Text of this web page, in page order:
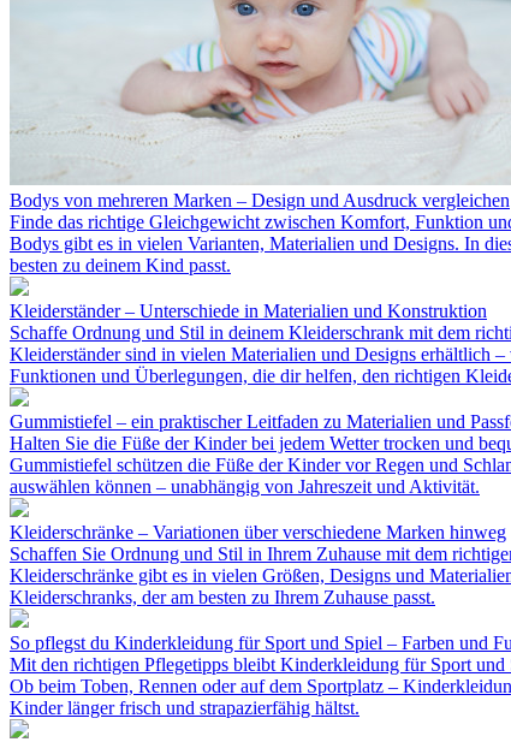
Bodys von mehreren Marken – Design und Ausdruck vergleichen
Finde das richtige Gleichgewicht zwischen Komfort, Funktion
Bodys gibt es in vielen Varianten, Materialien und Designs. In
besten zu deinem Kind passt.
Kleiderständer – Unterschiede in Materialien und Konstruktion
Schaffe Ordnung und Stil in deinem Kleiderschrank mit dem
Kleiderständer sind in vielen Materialien und Designs erhältlich
Funktionen und Überlegungen, die dir helfen, den richtigen
Gummistiefel – ein praktischer Leitfaden zu Materialien und
Halten Sie die Füße der Kinder bei jedem Wetter trocken und
Gummistiefel schützen die Füße der Kinder vor Regen und
auswählen können – unabhängig von Jahreszeit und Aktivität.
Kleiderschränke – Variationen über verschiedene Marken hinweg
Schaffen Sie Ordnung und Stil in Ihrem Zuhause mit dem
Kleiderschränke gibt es in vielen Größen, Designs und
Kleiderschranks, der am besten zu Ihrem Zuhause passt.
So pflegst du Kinderkleidung für Sport und Spiel – Farben und
Mit den richtigen Pflegetipps bleibt Kinderkleidung für Sport und
Ob beim Toben, Rennen oder auf dem Sportplatz –
Kinder länger frisch und strapazierfähig hältst.